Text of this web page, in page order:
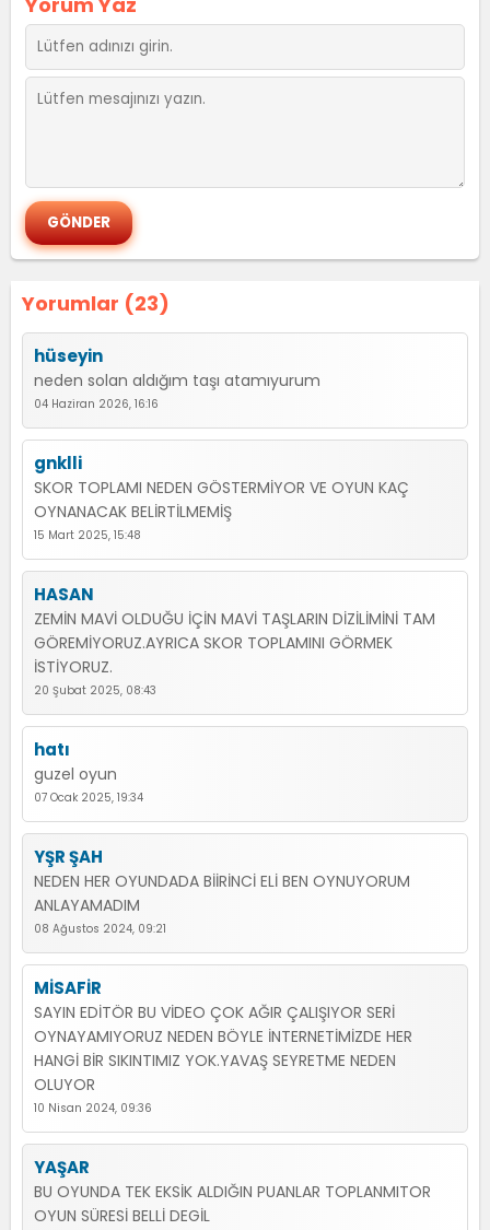
Yorumlar (23)
hüseyin
neden solan aldığım taşı atamıyurum
04 Haziran 2026, 16:16
gnklli
SKOR TOPLAMI NEDEN GÖSTERMİYOR VE OYUN KAÇ
OYNANACAK BELİRTİLMEMİŞ
15 Mart 2025, 15:48
HASAN
ZEMİN MAVİ OLDUĞU İÇİN MAVİ TAŞLARIN DİZİLİMİNİ TAM
GÖREMİYORUZ.AYRICA SKOR TOPLAMINI GÖRMEK
İSTİYORUZ.
20 Şubat 2025, 08:43
hatı
guzel oyun
07 Ocak 2025, 19:34
YŞR ŞAH
NEDEN HER OYUNDADA BİİRİNCİ ELİ BEN OYNUYORUM
ANLAYAMADIM
08 Ağustos 2024, 09:21
MİSAFİR
SAYIN EDİTÖR BU VİDEO ÇOK AĞIR ÇALIŞIYOR SERİ
OYNAYAMIYORUZ NEDEN BÖYLE İNTERNETİMİZDE HER
HANGİ BİR SIKINTIMIZ YOK.YAVAŞ SEYRETME NEDEN
OLUYOR
10 Nisan 2024, 09:36
YAŞAR
BU OYUNDA TEK EKSİK ALDIĞIN PUANLAR TOPLANMITOR
OYUN SÜRESİ BELLİ DEGİL